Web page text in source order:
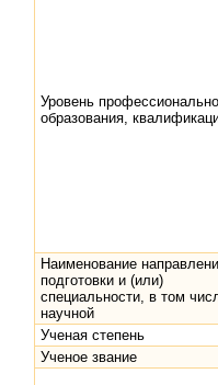
Уровень
образования,
Наименование
подготовки и (или)
специальности, в том
научной
Ученая степень
Ученое звание